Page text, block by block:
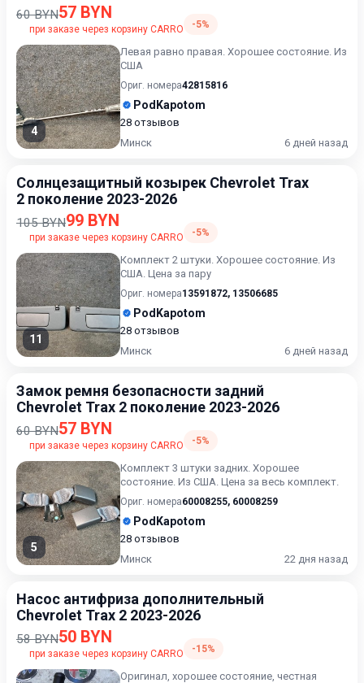
60 BYN57 BYN
при заказе через корзину CARRO -5%
4
Левая равно правая. Хорошее состояние. Из
США
Ориг. номера42815816
PodKapotom
28 отзывов
Минск
6 дней назад
Солнцезащитный козырек Chevrolet Trax
2 поколение 2023-2026
105 BYN99 BYN
при заказе через корзину CARRO -5%
11
Комплект 2 штуки. Хорошее состояние. Из
США. Цена за пару
Ориг. номера13591872, 13506685
PodKapotom
28 отзывов
Минск
6 дней назад
Замок ремня безопасности задний
Chevrolet Trax 2 поколение 2023-2026
60 BYN57 BYN
при заказе через корзину CARRO -5%
5
Комплект 3 штуки задних. Хорошее
состояние. Из США. Цена за весь комплект.
Ориг. номера60008255, 60008259
PodKapotom
28 отзывов
Минск
22 дня назад
Насос антифриза дополнительный
Chevrolet Trax 2 2023-2026
58 BYN50 BYN
при заказе через корзину CARRO -15%
Оригинал, хорошее состояние, честная